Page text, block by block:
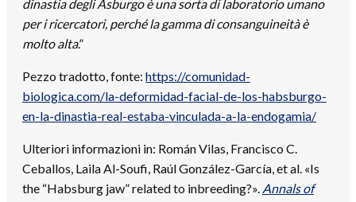
dinastia degli Asburgo è una sorta di laboratorio umano
per i ricercatori, perché la gamma di consanguineità è
molto alta.”
Pezzo tradotto, fonte: https://comunidad-
biologica.com/la-deformidad-facial-de-los-habsburgo-
en-la-dinastia-real-estaba-vinculada-a-la-endogamia/
Ulteriori informazioni in: Román Vilas, Francisco C.
Ceballos, Laila Al-Soufi, Raúl González-García, et al. «Is
the “Habsburg jaw” related to inbreeding?». Annals of